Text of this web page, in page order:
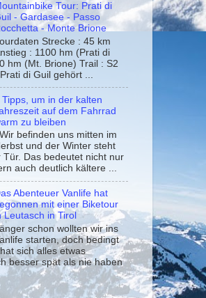
Tour: Prati di
- Gardasee - Passo
- Monte Brione
Strecke : 45 km
: 1100 hm (Prati di
hm (Mt. Brione) Trail : S2
di Guil gehört ...
Tipps, um in der kalten
auf dem Fahrrad
zu bleiben
befinden uns mitten im
und der Winter steht
Tür. Das bedeutet nicht nur
auch deutlich kältere ...
Abenteuer Vanlife hat
mit einer Biketour
Leutasch in Tirol
schon wollten wir ins
starten, doch bedingt
sich alles etwas
besser spät als nie haben